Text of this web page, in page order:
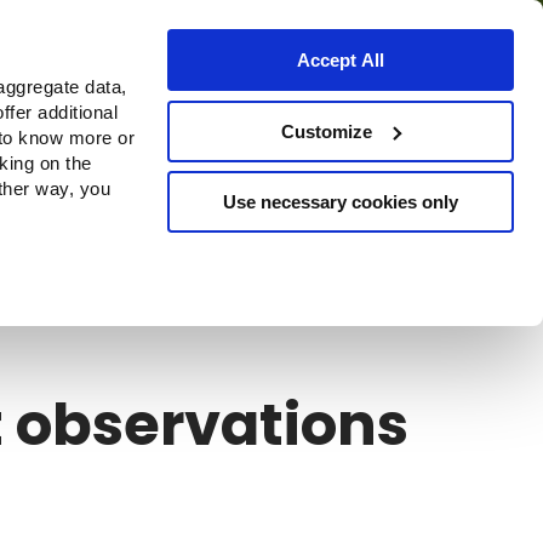
data,
additional
know more or
on the
way, you
Accept All
Customize
Use necessary cookies only
Où acheter